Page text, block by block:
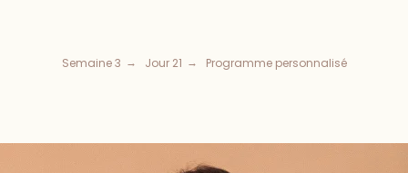
Semaine 3 → Jour 21 → Programme personnalisé